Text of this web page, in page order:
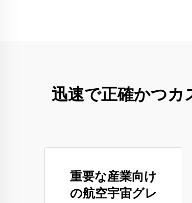
迅速で正確かつカ
重要な産業向け
の航空宇宙グレ